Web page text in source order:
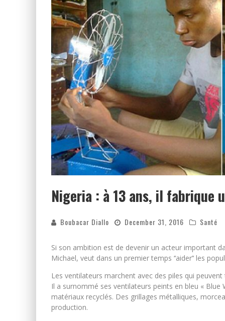
Nigeria : à 13 ans, il fabrique
Boubacar Diallo December 31, 2016 Santé
Si son ambition est de devenir un acteur important
Michael, veut dans un premier temps ‘‘aider’‘ les
Les ventilateurs marchent avec des piles qui
Il a surnommé ses ventilateurs peints en bleu «
matériaux recyclés. Des grillages métalliques,
production.